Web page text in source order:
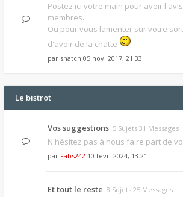
Postez ici votre main pour avoir
membres...
Ou pour vous lamenter sur votre
d'avoir de la chatte
par snatch 05 nov. 2017, 21:33
Le bistrot
Vos suggestions 5 Sujets 31 Messages
N'hésitez pas à nous faire part de
par Fabs242 10 févr. 2024, 13:21
Et tout le reste 8 Sujets 25 Messages